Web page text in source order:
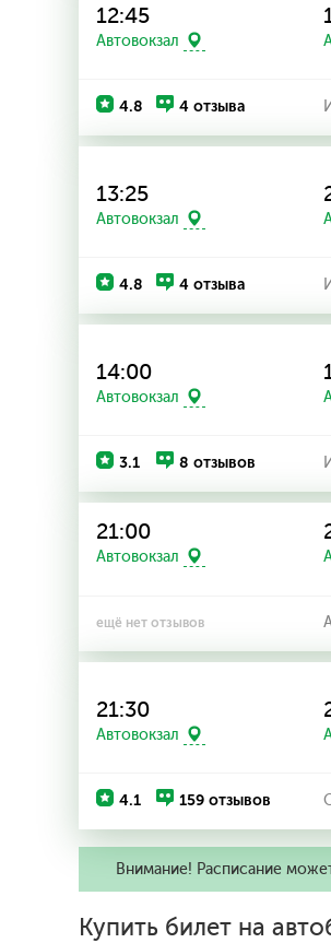
12:45
Автовокзал
4.8 4 отзыва
13:25
Автовокзал
4.8 4 отзыва
14:00
Автовокзал
3.1 8 отзывов
21:00
Автовокзал
ещё нет отзывов
21:30
Автовокзал
4.1 159 отзывов
Внимание! Расписание
Купить билет на